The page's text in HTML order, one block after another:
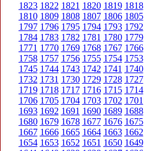
1823 1822 1821 1820 1819 1818
1810 1809 1808 1807 1806 1805
1797 1796 1795 1794 1793 1792
1784 1783 1782 1781 1780 1779
1771 1770 1769 1768 1767 1766
1758 1757 1756 1755 1754 1753
1745 1744 1743 1742 1741 1740
1732 1731 1730 1729 1728 1727
1719 1718 1717 1716 1715 1714
1706 1705 1704 1703 1702 1701
1693 1692 1691 1690 1689 1688
1680 1679 1678 1677 1676 1675
1667 1666 1665 1664 1663 1662
1654 1653 1652 1651 1650 1649